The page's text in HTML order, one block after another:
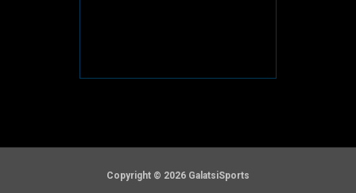
Copyright © 2026 GalatsiSports